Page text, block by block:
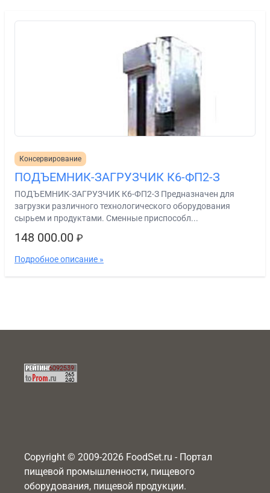
Консервирование
ПОДЪЕМНИК-ЗАГРУЗЧИК К6-ФП2-З
ПОДЪЕМНИК-ЗАГРУЗЧИК К6-ФП2-З Предназначен для
загрузки различного технологического оборудования
сырьем и продуктами. Сменные приспособл...
148 000.00 ₽
Подробное описание »
Copyright © 2009-2026 FoodSet.ru - Портал
пищевой промышленности, пищевого
оборудования, пищевой продукции.